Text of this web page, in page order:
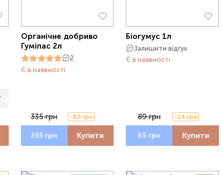
Органічне добриво
Гуміпас 2л
2
Є в наявності
335 грн -80 грн
255 грн Купити
Біогумус 1л
Залишити відгук
Є в наявності
89 грн -24 грн
65 грн Купити